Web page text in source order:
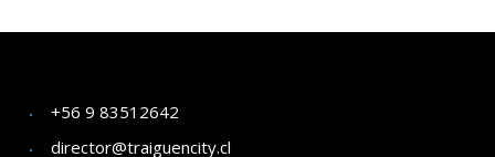
+56 9 83512642
director@traiguencity.cl